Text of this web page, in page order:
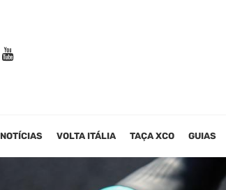
NOTÍCIAS VOLTA ITÁLIA TAÇA XCO GUIAS